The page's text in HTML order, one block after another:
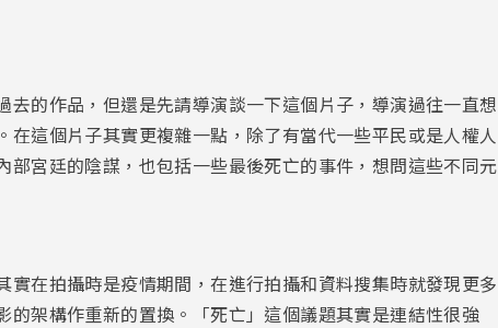
的作品，但還是先請導演談一下這個片子，導演過往一直想
這個片子其實更複雜一點，除了有當代一些平民或是人權人
宮廷的陰謀，也包括一些最後死亡的事件，想問這些不同元
在拍攝時是疫情期間，在進行拍攝和資料搜集時就發現更多
架構作重新的置換。「死亡」這個議題其實是連結性很強